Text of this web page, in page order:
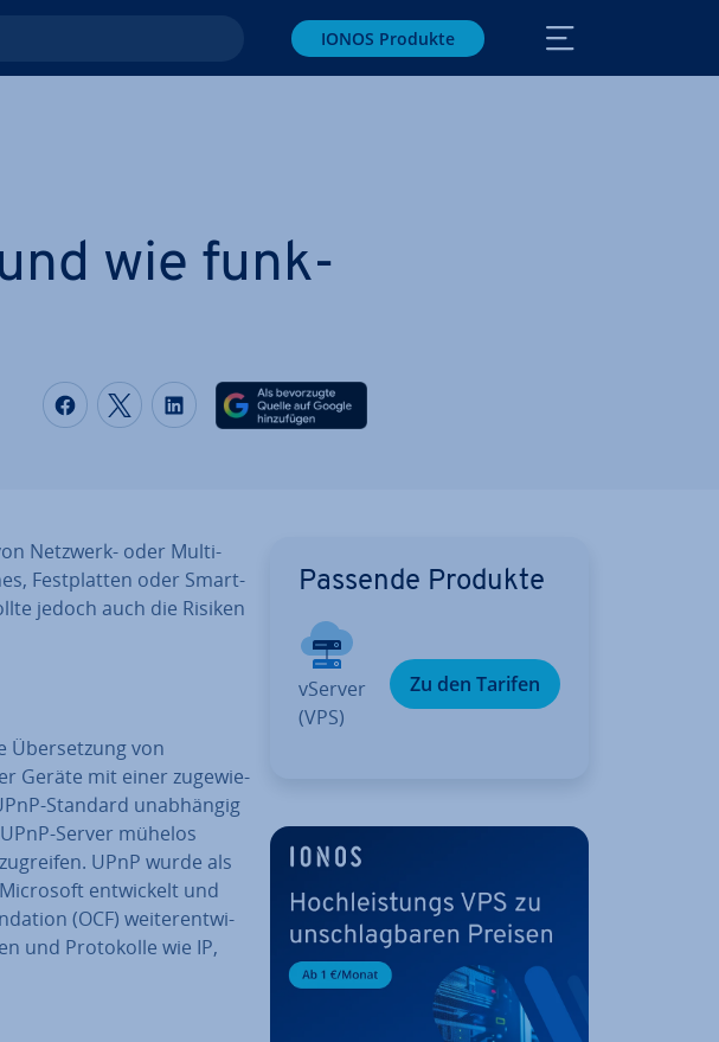
IONOS Produkte
und wie funk­
Auf Facebook teilen
Auf Twitter teilen
Auf LinkedIn teilen
Netzwerk- oder Mul­ti­
Fest­plat­ten oder Smart-
jedoch auch die Risiken
Über­set­zung von
Geräte mit einer zu­ge­wie­
Standard un­ab­hän­gig
Server mühelos
UPnP wurde als
ent­wi­ckelt und
(OCF) wei­ter­ent­wi­
und Pro­to­kol­le wie IP,
Passende Produkte
vServer
(VPS)
Zu den Tarifen